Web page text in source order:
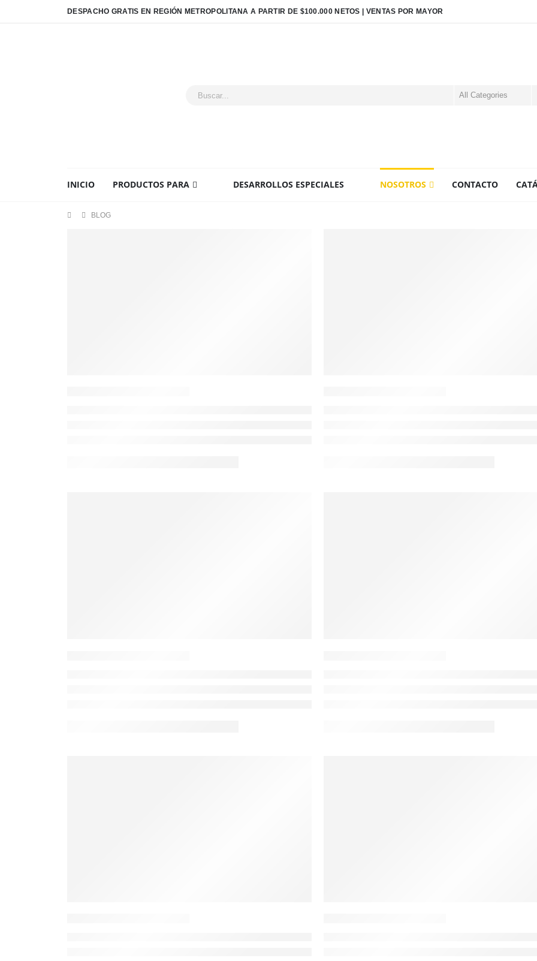
DESPACHO GRATIS EN REGIÓN METROPOLITANA A PARTIR DE $100.000 NETOS | VENTAS POR MAYOR
INICIO PRODUCTOS PARA DESARROLLOS ESPECIALES NOSOTROS CONTACTO
BLOG